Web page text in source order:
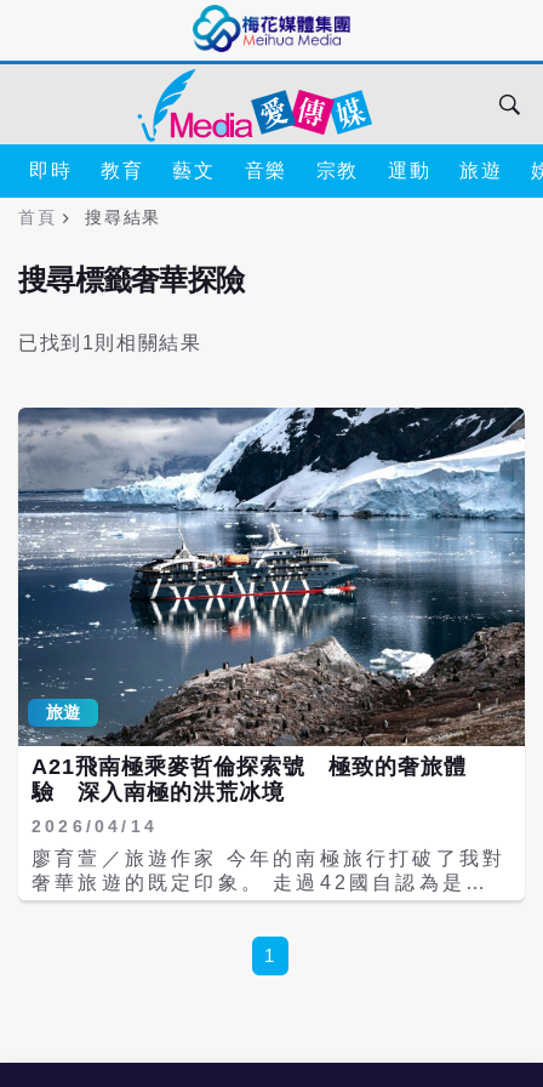
即時 教育 藝文 音樂 宗教 運動 旅遊
首頁 搜尋結果
搜尋標籤奢華探險
已找到1則相關結果
旅遊
A21飛南極乘麥哲倫探索號 極致的奢旅體
驗 深入南極的洪荒冰境
2026/04/14
廖育萱／旅遊作家 今年的南極旅行打破了我對
奢華旅遊的既定印象。 走過42國自認為是世
界的旅行者而言，奢華旅遊的定義不再是五星
稀缺的，是那些金錢買不到的體驗，企鵝在三
步之遙的地方仰頭凝視、座頭鯨在冰山倒影中
1